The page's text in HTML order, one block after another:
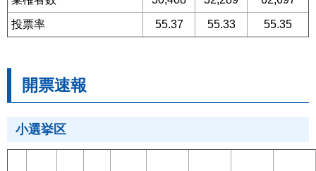
投票率 55.37 55.33 55.35
開票速報
小選挙区